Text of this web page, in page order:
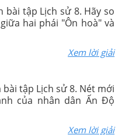
bài tập Lịch sử 8. Hãy so
hai phái "Ôn hoà" và
Xem lời giải
tập Lịch sử 8. Nét mới
của nhân dân Ấn Độ
Xem lời giải